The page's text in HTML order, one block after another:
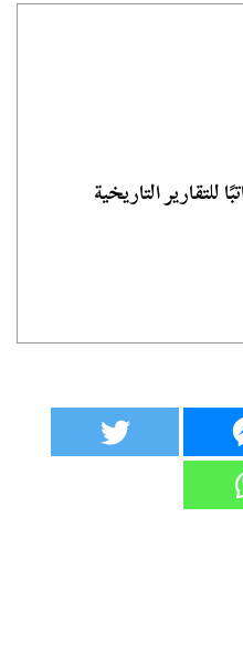
التاريخية